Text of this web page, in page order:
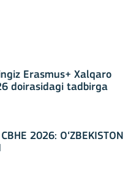
Erasmus+ Xalqaro
doirasidagi tadbirga
2026: O‘ZBEKISTON